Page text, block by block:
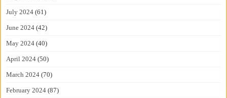
July 2024 (61)
June 2024 (42)
May 2024 (40)
April 2024 (50)
March 2024 (70)
February 2024 (87)